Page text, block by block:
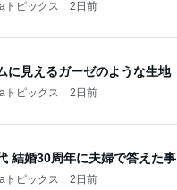
に見えるガーゼのような生地
トピックス 2日前
結婚30周年に夫婦で答えた事
トピックス 2日前